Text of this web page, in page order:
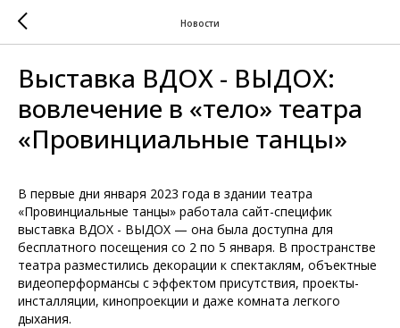
Новости
Выставка ВДОХ - ВЫДОХ:
вовлечение в «тело» театра
«Провинциальные танцы»
В первые дни января 2023 года в здании театра
«Провинциальные танцы» работала сайт-специфик
выставка ВДОХ - ВЫДОХ — она была доступна для
бесплатного посещения со 2 по 5 января. В пространстве
театра разместились декорации к спектаклям, объектные
видеоперформансы с эффектом присутствия, проекты-
инсталляции, кинопроекции и даже комната легкого
дыхания.